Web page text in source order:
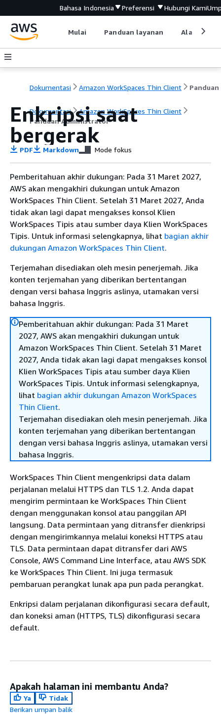
Bahasa Indonesia Preferensi Hubungi Kami
Mulai Panduan layanan Alat
Dokumentasi Amazon WorkSpaces Thin Client
Dokumentasi
Amazon WorkSpaces Thin Client
Panduan Administrator
Enkripsi saat
bergerak
PDF Markdown Mode fokus
Pemberitahuan akhir dukungan: Pada 31 Maret 2027,
AWS akan mengakhiri dukungan untuk Amazon
WorkSpaces Thin Client. Setelah 31 Maret 2027, Anda
tidak akan lagi dapat mengakses konsol Klien
WorkSpaces Tipis atau sumber daya Klien WorkSpaces
Tipis. Untuk informasi selengkapnya, lihat bagian akhir
dukungan Amazon WorkSpaces Thin Client.
Terjemahan disediakan oleh mesin penerjemah. Jika
konten terjemahan yang diberikan bertentangan
dengan versi bahasa Inggris aslinya, utamakan versi
bahasa Inggris.
Pemberitahuan akhir dukungan: Pada 31 Maret
2027, AWS akan mengakhiri dukungan untuk
Amazon WorkSpaces Thin Client. Setelah 31 Maret
2027, Anda tidak akan lagi dapat mengakses konsol
Klien WorkSpaces Tipis atau sumber daya Klien
WorkSpaces Tipis. Untuk informasi selengkapnya,
lihat bagian akhir dukungan Amazon WorkSpaces
Thin Client.
Terjemahan disediakan oleh mesin penerjemah. Jika
konten terjemahan yang diberikan bertentangan
dengan versi bahasa Inggris aslinya, utamakan versi
bahasa Inggris.
WorkSpaces Thin Client mengenkripsi data dalam
perjalanan melalui HTTPS dan TLS 1.2. Anda dapat
mengirim permintaan ke WorkSpaces Thin Client
dengan menggunakan konsol atau panggilan API
langsung. Data permintaan yang ditransfer dienkripsi
dengan mengirimkannya melalui koneksi HTTPS atau
TLS. Data permintaan dapat ditransfer dari AWS
Console, AWS Command Line Interface, atau AWS SDK
ke WorkSpaces Thin Client. Ini juga termasuk
pembaruan perangkat lunak apa pun pada perangkat.
Enkripsi dalam perjalanan dikonfigurasi secara default,
dan koneksi aman (HTTPS, TLS) dikonfigurasi secara
default.
Apakah halaman ini membantu Anda?
Ya
Tidak
Berikan umpan balik